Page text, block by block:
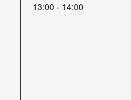
13:00 - 14:00